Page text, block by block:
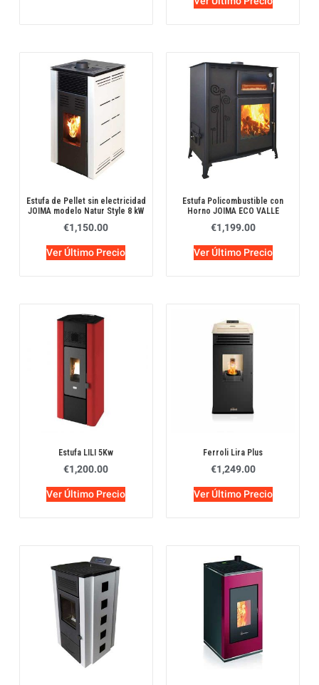
Estufa de Pellet sin electricidad
JOIMA modelo Natur Style 8 kW
€1,150.00
Ver Último Precio
Estufa Policombustible con
Horno JOIMA ECO VALLE
€1,199.00
Ver Último Precio
Estufa LILI 5Kw
€1,200.00
Ver Último Precio
Ferroli Lira Plus
€1,249.00
Ver Último Precio